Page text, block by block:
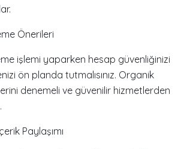
Önerileri
işlemi yaparken hesap güvenliğinizi
ön planda tutmalısınız. Organik
denemeli ve güvenilir hizmetlerden
Paylaşımı